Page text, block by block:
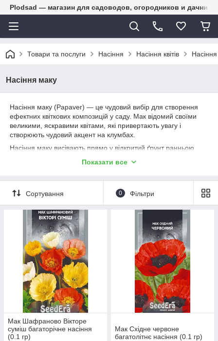
Plodsad — магазин для садоводов, огородников и
Товари та послуги Насіння Насіння квітів
Насіння маку
Насіння маку (Papaver) — це чудовий вибір для створення
ефектних квіткових композицій у саду. Мак відомий своїми
великими, яскравими квітами, які привертають увагу і
створюють чудовий акцент на клумбах.
Насіння маку висівають прямо у відкритий ґрунт ранньою
добре дренованому ґрунту. Насіння висівають поверхнево,
рослинами повинна становити близько 20-30 см.
Для успішного росту мак потребує помірного поливу та
регулярного розпушування ґрунту. Цвітіння починається
через 8-10 тижнів після посіву і триває кілька тижнів.
Показати все
Сортування 0 Фільтри
Мак Шафраново Вікторе
суміш багаторічне насіння
(0.1 гр)
Мак Східне червоне
багатолітнє насіння (0.1 гр)